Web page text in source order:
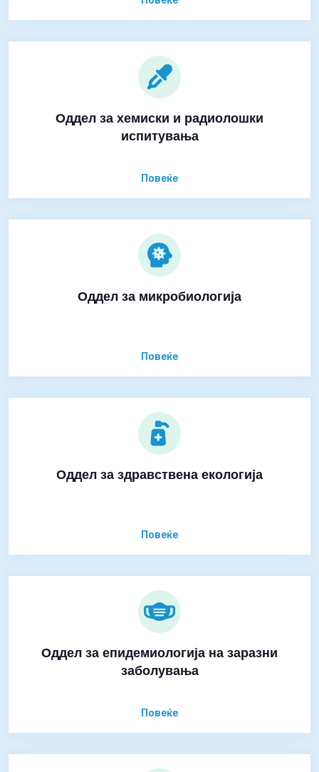
Оддел за хемиски и радиолошки
испитувања
Повеќе
Оддел за микробиологија
Повеќе
Оддел за здравствена екологија
Повеќе
Оддел за епидемиологија на заразни
заболувања
Повеќе